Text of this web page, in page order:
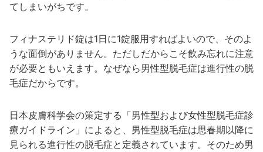
てしまいがちです。
フィナステリド錠は1日に1錠服用すればよいので、そのよ
うな面倒がありません。ただしだからこそ飲み忘れに注意
が必要ともいえます。なぜなら男性型脱毛症は進行性の脱
毛症だからです。
日本皮膚科学会の策定する「男性型および女性型脱毛症診
療ガイドライン」によると、男性型脱毛症は思春期以降に
見られる進行性の脱毛症と定義されています。そのため男